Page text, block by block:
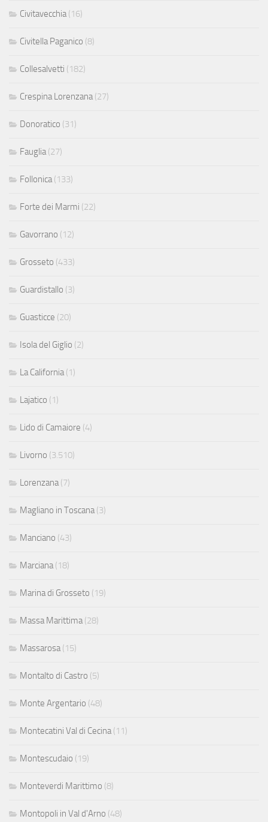
Civitavecchia (16)
Civitella Paganico (8)
Collesalvetti (182)
Crespina Lorenzana (27)
Donoratico (31)
Fauglia (27)
Follonica (133)
Forte dei Marmi (22)
Gavorrano (12)
Grosseto (433)
Guardistallo (3)
Guasticce (20)
Isola del Giglio (2)
La California (1)
Lajatico (1)
Lido di Camaiore (4)
Livorno (3.510)
Lorenzana (7)
Magliano in Toscana (3)
Manciano (43)
Marciana (18)
Marina di Grosseto (19)
Massa Marittima (28)
Massarosa (15)
Montalto di Castro (5)
Monte Argentario (48)
Montecatini Val di Cecina (11)
Montescudaio (19)
Monteverdi Marittimo (8)
Montopoli in Val d'Arno (48)